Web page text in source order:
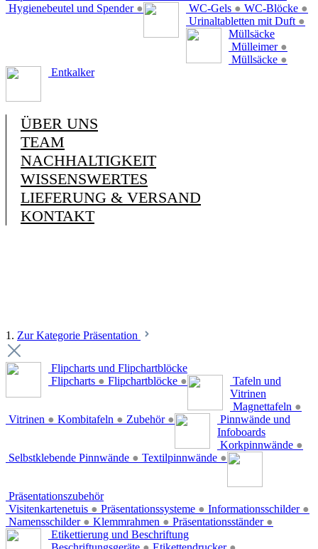
Hygienebeutel und Spender ● WC-Gels ● WC-Blöcke ●
Urinaltabletten mit Duft ●
Müllsäcke
Mülleimer ●
Müllsäcke ●
Entkalker
ÜBER UNS
TEAM
NACHHALTIGKEIT
WISSENSWERTES
LIEFERUNG & VERSAND
KONTAKT
1. Zur Kategorie Präsentation
Flipcharts und Flipchartblöcke
Flipcharts ● Flipchartblöcke ●
Tafeln und
Vitrinen
Magnettafeln ●
Vitrinen ● Kombitafeln ● Zubehör ●
Pinnwände und
Infoboards
Korkpinnwände ●
Selbstklebende Pinnwände ● Textilpinnwände ●
Präsentationszubehör
Visitenkartenetuis ● Präsentationssysteme ● Informationsschilder ●
Namensschilder ● Klemmrahmen ● Präsentationsständer ●
Etikettierung und Beschriftung